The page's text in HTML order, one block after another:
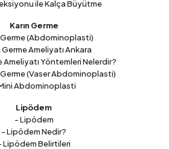
ile Kalça Büyütme
Karın Germe
Germe (Abdominoplasti)
Germe Ameliyatı Ankara
Ameliyatı Yöntemleri Nelerdir?
Germe (Vaser Abdominoplasti)
Abdominoplasti
Lipödem
- Lipödem
- Lipödem Nedir?
Lipödem Belirtileri